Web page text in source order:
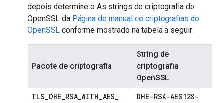
depois determine o As strings de criptografia do
OpenSSL da Página de manual de criptografias do
OpenSSL conforme mostrado na tabela a seguir:
Pacote de criptografia
String de
criptografia
OpenSSL
TLS DHE RSA WITH AES
DHE-RSA-AES128-